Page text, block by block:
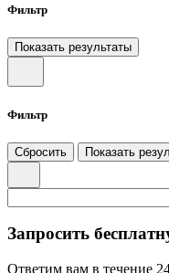
Фильтр
Показать результаты
Фильтр
Сбросить Показать
Запросить
Ответим вам в течение